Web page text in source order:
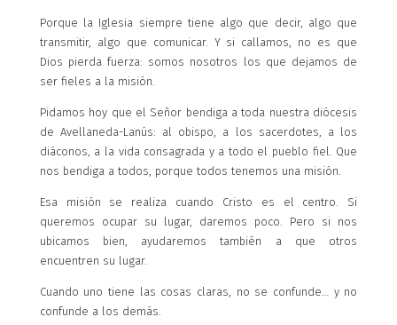
Porque la Iglesia siempre tiene algo que decir, algo que
transmitir, algo que comunicar. Y si callamos, no es que
Dios pierda fuerza: somos nosotros los que dejamos de
ser fieles a la misión.
Pidamos hoy que el Señor bendiga a toda nuestra diócesis
de Avellaneda-Lanús: al obispo, a los sacerdotes, a los
diáconos, a la vida consagrada y a todo el pueblo fiel. Que
nos bendiga a todos, porque todos tenemos una misión.
Esa misión se realiza cuando Cristo es el centro. Si
queremos ocupar su lugar, daremos poco. Pero si nos
ubicamos bien, ayudaremos también a que otros
encuentren su lugar.
Cuando uno tiene las cosas claras, no se confunde… y no
confunde a los demás.